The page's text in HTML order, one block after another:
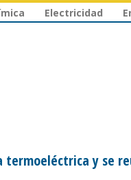
Electricidad
y se